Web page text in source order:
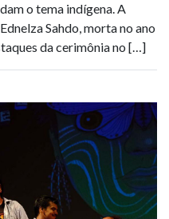
o tema indígena. A
Sahdo, morta no ano
da cerimônia no […]